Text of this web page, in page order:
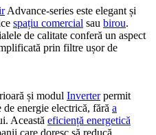
Advance-series este elegant și
spațiu comercial sau birou.
de calitate conferă un aspect
prin filtre ușor de
și modul Inverterpermit
energie electrică, fără a
Această eficiență energetică